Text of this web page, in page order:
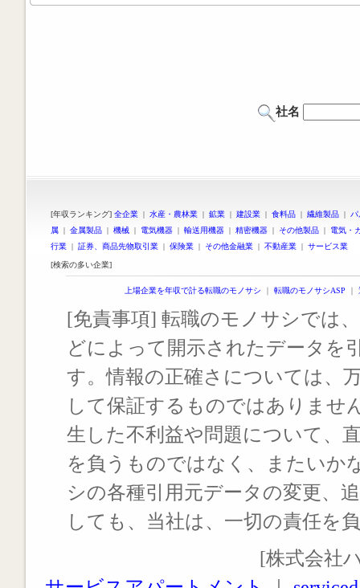
社名
[年収ランキング] 全企業 | 水産・農林業 | 鉱業 | 建設業 | 食料品 | 繊維製品 |
属 | 金属製品 | 機械 | 電気機器 | 輸送用機器 | 精密機器 | その他製品 | 電気・
行業 | 証券、商品先物取引業 | 保険業 | その他金融業 | 不動産業 | サービス業
[検索の多い企業]
上場企業を年収で計る転職のモノサシ ｜ 転職のモノサシASP ｜
[免責事項] 転職のモノサシでは
どによって開示されたデータを
す。情報の正確さについては、
して保証するものではありませ
生した不利益や問題について、
を負うものではなく、またいか
シの各種引用元データの変更、
しても、当社は、一切の責任を
[株式会社